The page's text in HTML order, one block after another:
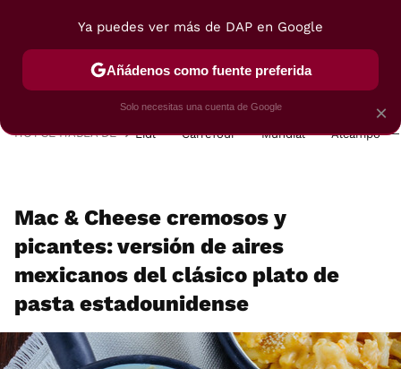
POSTRES VIAJES SELECCIÓN VEGUI
HOY SE HABLA DE Lidl Carrefour Mundial Alcampo
Mac & Cheese cremosos y
picantes: versión de aires
mexicanos del clásico plato de
pasta estadounidense
×
Ya puedes ver más de DAP en Google
Añádenos como fuente preferida
Solo necesitas una cuenta de Google